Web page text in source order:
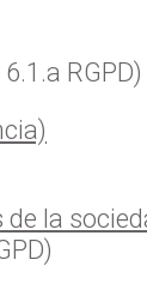
RGPD)
la